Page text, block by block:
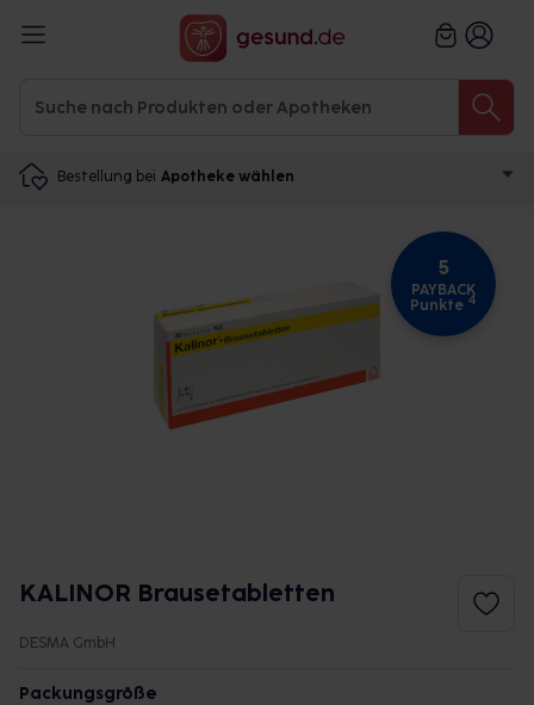
Bestellung bei Apotheke wählen
5
PAYBACK
Punkte 4
KALINOR Brausetabletten
DESMA GmbH
Packungsgröße